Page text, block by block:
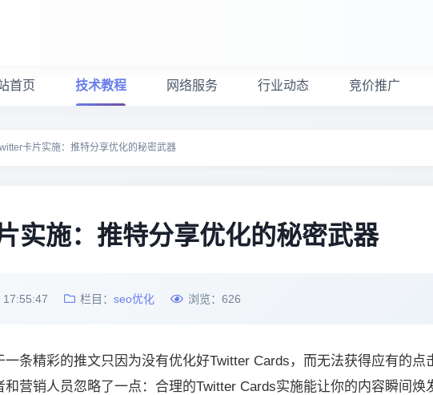
首页 技术教程 网络服务 行业动态 竞价推广
卡片实施：推特分享优化的秘密武器
实施：推特分享优化的秘密武器
17:55:47 栏目： seo优化 浏览： 626
条精彩的推文只因为没有优化好Twitter Cards，而无法获得应有的点
和营销人员忽略了一点：合理的Twitter Cards实施能让你的内容瞬间焕